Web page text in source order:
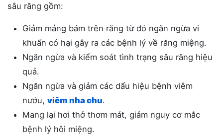
sâu răng gồm:
Giảm mảng bám trên răng từ đó ngăn ngừa vi
khuẩn có hại gây ra các bệnh lý về răng miệng.
Ngăn ngừa và kiểm soát tình trạng sâu răng hiệu
quả.
Ngăn ngừa và giảm các dấu hiệu bệnh viêm
nướu, viêm nha chu.
Mang lại hơi thở thơm mát, giảm nguy cơ mắc
bệnh lý hôi miệng.